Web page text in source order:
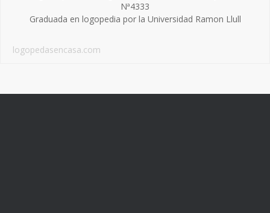
Nª4333
Graduada en logopedia por la Universidad Ramon Llull
logopedasencasa.com